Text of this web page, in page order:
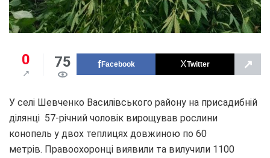
0 75 Facebook Twitter ↗
У селі Шевченко Василівського району на присадибній
ділянці 57-річний чоловік вирощував рослини
конопель у двох теплицях довжиною по 60
метрів. Правоохоронці виявили та вилучили 1100